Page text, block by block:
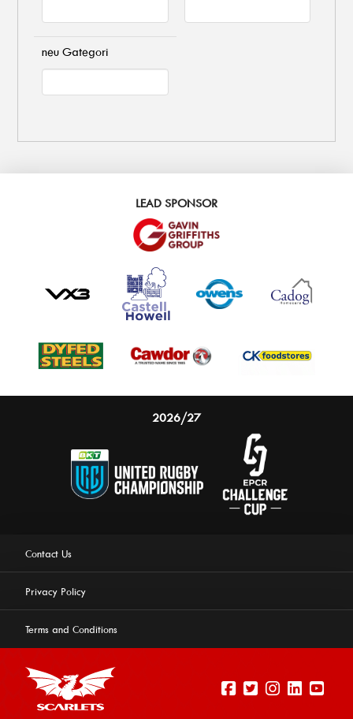
neu Gategori
LEAD SPONSOR
2026/27
Contact Us
Privacy Policy
Terms and Conditions